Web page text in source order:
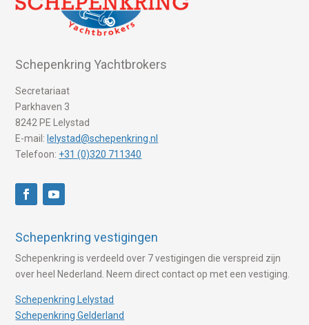
Schepenkring Yachtbrokers
Secretariaat
Parkhaven 3
8242 PE Lelystad
E-mail: lelystad@schepenkring.nl
Telefoon: +31 (0)320 711340
Schepenkring vestigingen
Schepenkring is verdeeld over 7 vestigingen die verspreid zijn
over heel Nederland. Neem direct contact op met een vestiging.
Schepenkring Lelystad
Schepenkring Gelderland